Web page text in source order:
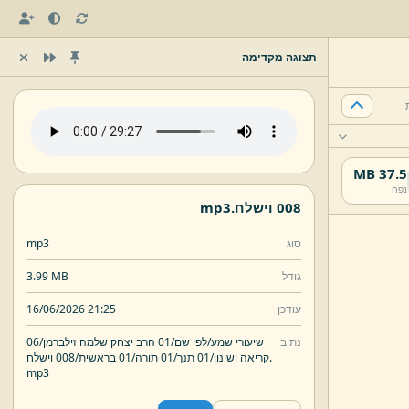
37.5 MB
נפח
תצוגה מקדימה
008 וישלח. mp3
סוג mp3
גודל 3.99 MB
עודכן 16/06/2026 21:25
נתיב שיעורי שמע/לפי שם/01 הרב יצחק שלמה זילברמן/
06
קריאה ושינון/01 תנך/ 01 תורה/ 01 בראשית/
008 וישלח.
mp3